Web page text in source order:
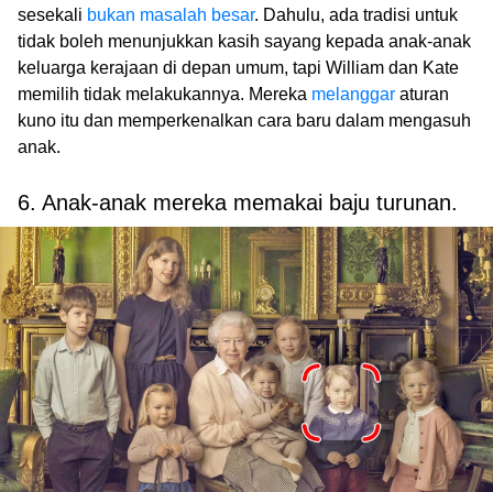
sesekali bukan masalah besar. Dahulu, ada tradisi untuk
tidak boleh menunjukkan kasih sayang kepada anak-anak
keluarga kerajaan di depan umum, tapi William dan Kate
memilih tidak melakukannya. Mereka melanggar aturan
kuno itu dan memperkenalkan cara baru dalam mengasuh
anak.
6. Anak-anak mereka memakai baju turunan.